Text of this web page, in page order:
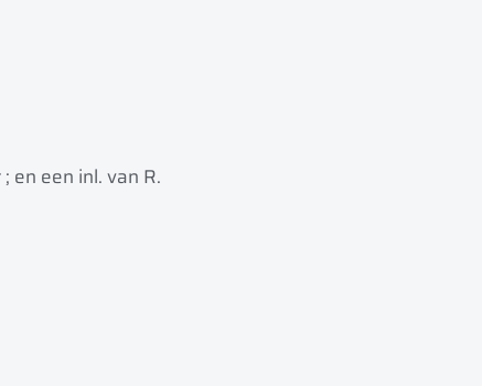
en een inl. van R.